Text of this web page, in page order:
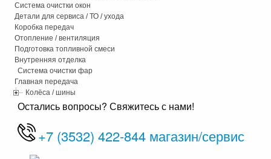
Система очистки окон
Детали для сервиса / ТО / ухода
Коробка передач
Отопление / вентиляция
Подготовка топливной смеси
Внутренняя отделка
Система очистки фар
Главная передача
Колёса / шины
Остались вопросы? Свяжитесь с нами!
+7 (3532) 422-844 магазин/сервис